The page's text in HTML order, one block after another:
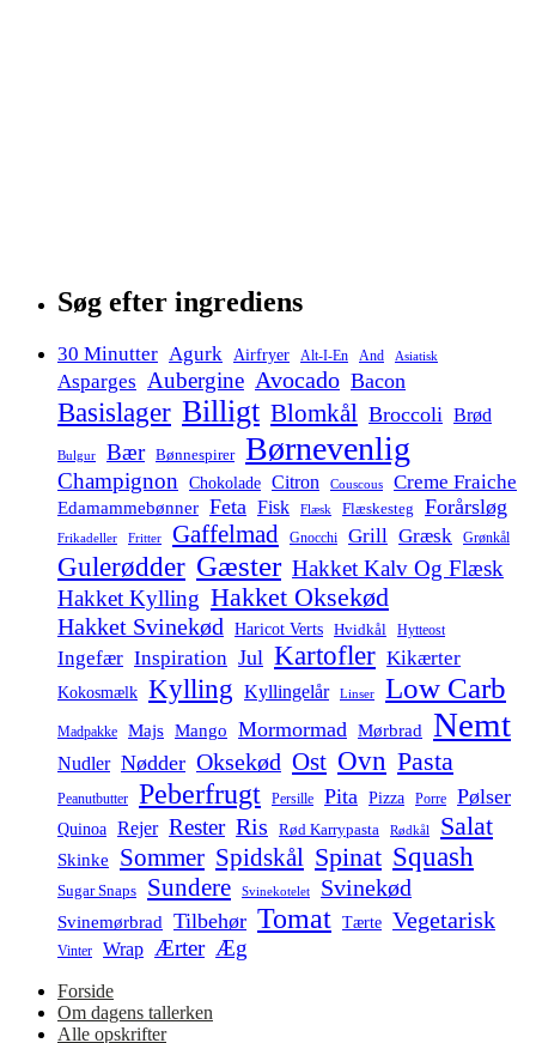
Søg efter ingrediens
30 Minutter Agurk Airfryer Alt-I-En And Asiatisk
Asparges Aubergine Avocado Bacon
Basislager Billigt Blomkål Broccoli Brød
Bulgur Bær Bønnespirer Børnevenlig
Champignon Chokolade Citron Couscous Creme Fraiche
Edamammebønner Feta Fisk Flæsk Flæskesteg Forårsløg
Frikadeller Fritter Gaffelmad Gnocchi Grill Græsk Grønkål
Gulerødder Gæster Hakket Kalv Og Flæsk
Hakket Kylling Hakket Oksekød
Hakket Svinekød Haricot Verts Hvidkål Hytteost
Ingefær Inspiration Jul Kartofler Kikærter
Kokosmælk Kylling Kyllingelår Linser Low Carb
Madpakke Majs Mango Mormormad Mørbrad Nemt
Nudler Nødder Oksekød Ost Ovn Pasta
Peanutbutter Peberfrugt Persille Pita Pizza Porre Pølser
Quinoa Rejer Rester Ris Rød Karrypasta Rødkål Salat
Skinke Sommer Spidskål Spinat Squash
Sugar Snaps Sundere Svinekotelet Svinekød
Svinemørbrad Tilbehør Tomat Tærte Vegetarisk
Vinter Wrap Ærter Æg
Forside
Om dagens tallerken
Alle opskrifter